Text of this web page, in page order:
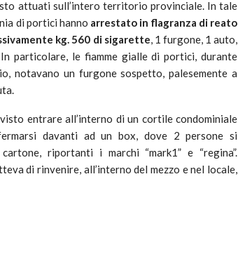
attuati sull’intero territorio provinciale. In tale
di portici hanno arrestato in flagranza di reato
kg. 560 di sigarette, 1 furgone, 1 auto,
particolare, le fiamme gialle di portici, durante
notavano un furgone sospetto, palesemente a
entrare all’interno di un cortile condominiale
davanti ad un box, dove 2 persone si
riportanti i marchi “mark1” e “regina”.
di rinvenire, all’interno del mezzo e nel locale,